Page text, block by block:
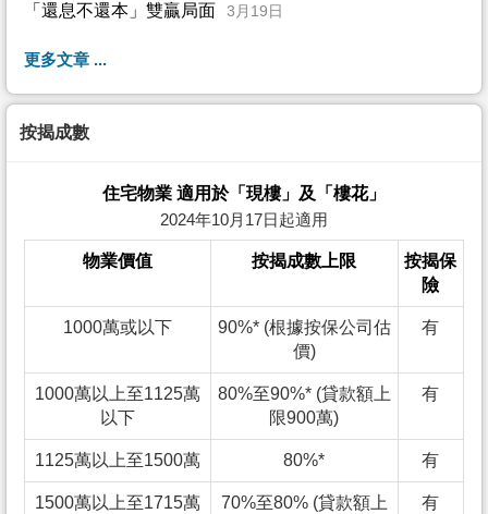
「還息不還本」雙贏局面 3月19日
更多文章 ...
按揭成數
住宅物業 適用於「現樓」及「樓花」
2024年10月17日起適用
物業價值 按揭成數上限
按揭保
險
1000萬或以下
90%* (根據按保公司估
價)
有
1000萬以上至1125萬
以下
80%至90%* (貸款額上
限900萬)
有
1125萬以上至1500萬 80%* 有
1500萬以上至1715萬
70%至80% (貸款額上
有